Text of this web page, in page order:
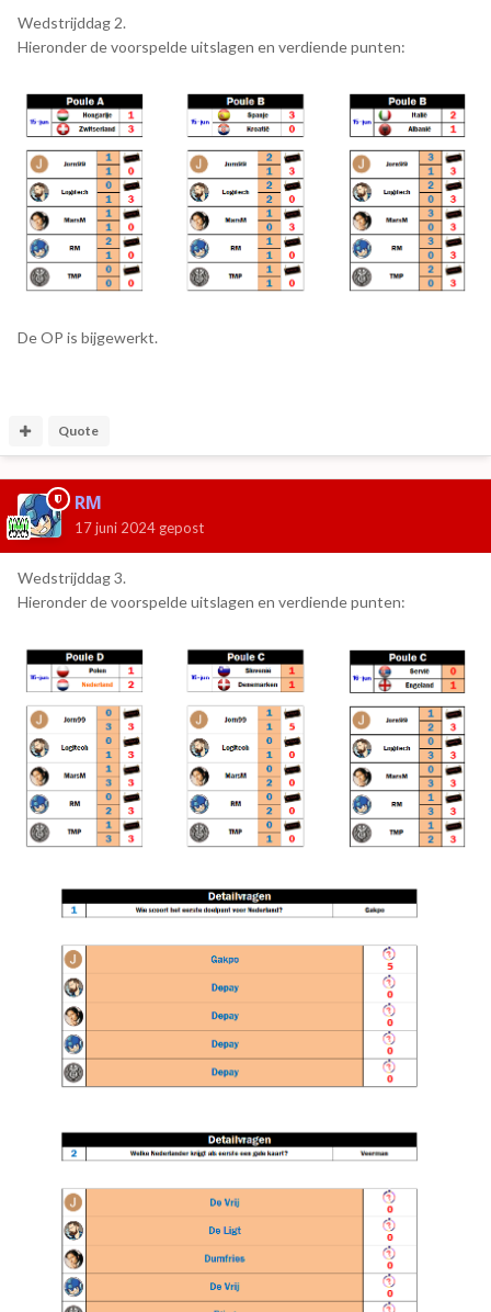
Wedstrijddag 2.
Hieronder de voorspelde uitslagen en verdiende punten:
De OP is bijgewerkt.
Quote
RM
17 juni 2024 gepost
Wedstrijddag 3.
Hieronder de voorspelde uitslagen en verdiende punten: